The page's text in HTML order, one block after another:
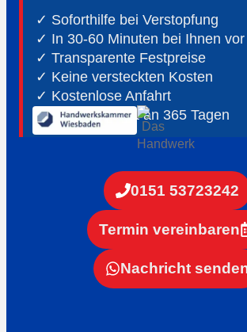
✓ Soforthilfe bei Verstopfung
✓ In 30-60 Minuten bei Ihnen
✓ ⁠Transparente Festpreise
✓ Keine versteckten Kosten
✓ Kostenlose Anfahrt
✓ ⁠24h Notdienst an 365 Tagen
0151 53723242
Termin vereinbaren
Nachricht